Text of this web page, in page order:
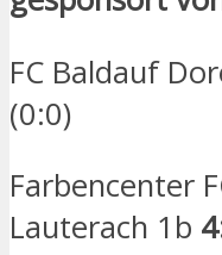
FC Baldauf
(0:0)
Farbencenter
Lauterach 1b